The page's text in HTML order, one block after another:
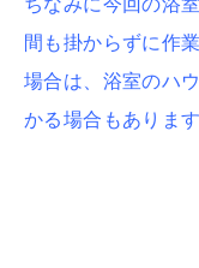
ちなみに今回の浴
間も掛からずに作
場合は、浴室のハ
かる場合もあります